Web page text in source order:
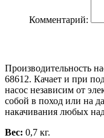
Комментарий:
Производительность
68612. Качает и при
насос независим от
собой в поход или на
накачивания любых
Вес: 0,7 кг.